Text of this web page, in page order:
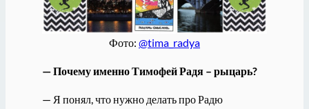
Фото: @tima_radya
— Почему именно Тимофей Радя – рыцарь?
— Я понял, что нужно делать про Радю